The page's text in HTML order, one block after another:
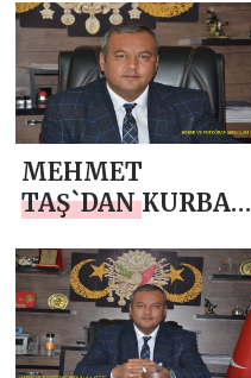
MESAJI
MEHMET
TAŞ`DAN KURBAN